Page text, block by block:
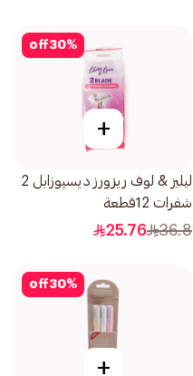
30%
off
+
ليليز & لوف ريزورز ديسپوزابل 2
شفرات 12قطعة
36.8
25.76
30%
off
+